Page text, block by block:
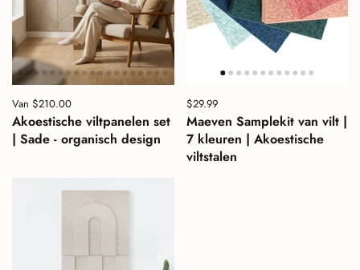
Prijs:
Van $210.00
Akoestische viltpanelen set
| Sade - organisch design
Prijs:
$29.99
Maeven Samplekit van vilt |
7 kleuren | Akoestische
viltstalen